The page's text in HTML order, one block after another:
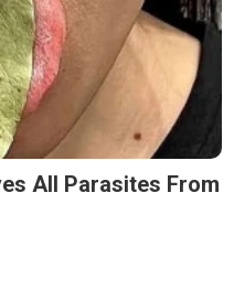
All Parasites From